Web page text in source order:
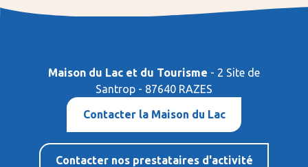
Maison du Lac et du Tourisme - 2 Site de
Santrop - 87640 RAZES
Contacter la Maison du Lac
Contacter nos prestataires d'activité